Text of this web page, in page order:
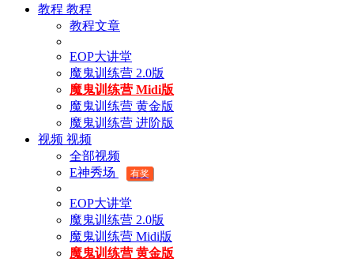
教程 教程
教程文章
EOP大讲堂
魔鬼训练营 2.0版
魔鬼训练营 Midi版
魔鬼训练营 黄金版
魔鬼训练营 进阶版
视频 视频
全部视频
E神秀场
有奖
EOP大讲堂
魔鬼训练营 2.0版
魔鬼训练营 Midi版
魔鬼训练营 黄金版